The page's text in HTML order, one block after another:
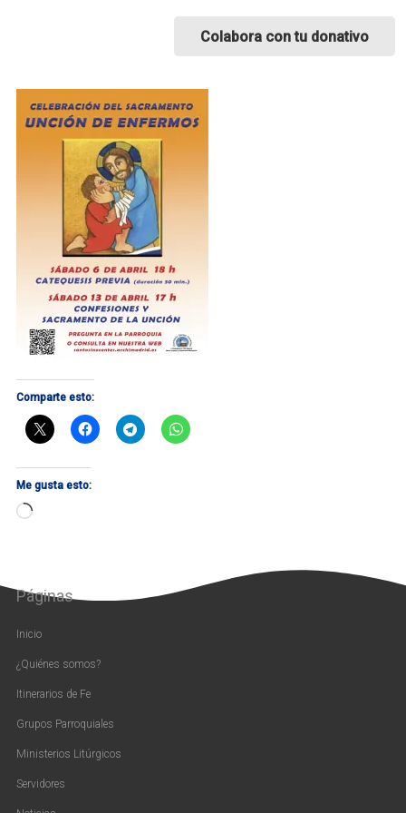
Colabora con tu donativo
Comparte esto:
Me gusta esto:
Cargando...
Páginas
Inicio
¿Quiénes somos?
Itinerarios de Fe
Grupos Parroquiales
Ministerios Litúrgicos
Servidores